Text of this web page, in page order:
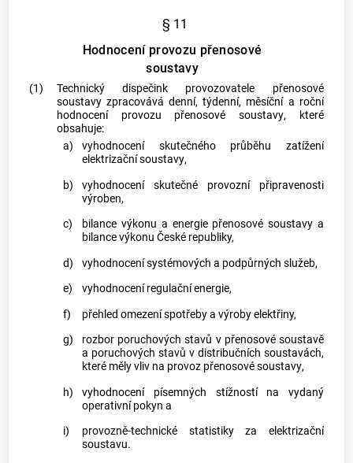
§ 11
Hodnocení provozu přenosové
soustavy
(1) Technický dispečink provozovatele přenosové
soustavyzpracovává denní, týdenní, měsíční a roční
hodnocení provozu přenosové soustavy, které
obsahuje:
a)
vyhodnocení skutečného průběhu zatížení
elektrizační soustavy,
b)
vyhodnocení skutečné provozní připravenosti
výroben,
c)
bilance výkonu a energie přenosové soustavy a
bilance výkonu České republiky,
d)
vyhodnocení systémových a podpůrných služeb,
e)
vyhodnoceníregulační energie,
f)
přehled omezení spotřeby a výroby elektřiny,
g)
rozbor poruchových stavů v přenosové soustavě
a poruchových stavů v distribučních soustavách,
které měly vliv na provoz přenosové soustavy,
h)
vyhodnocení písemných stížností na vydaný
operativní pokyn a
i)
provozně-technické statistiky za elektrizační
soustavu.